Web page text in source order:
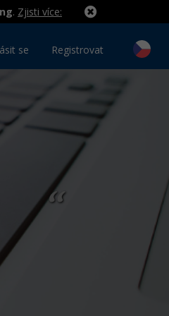
. Zjisti více:
se Registrovat
“